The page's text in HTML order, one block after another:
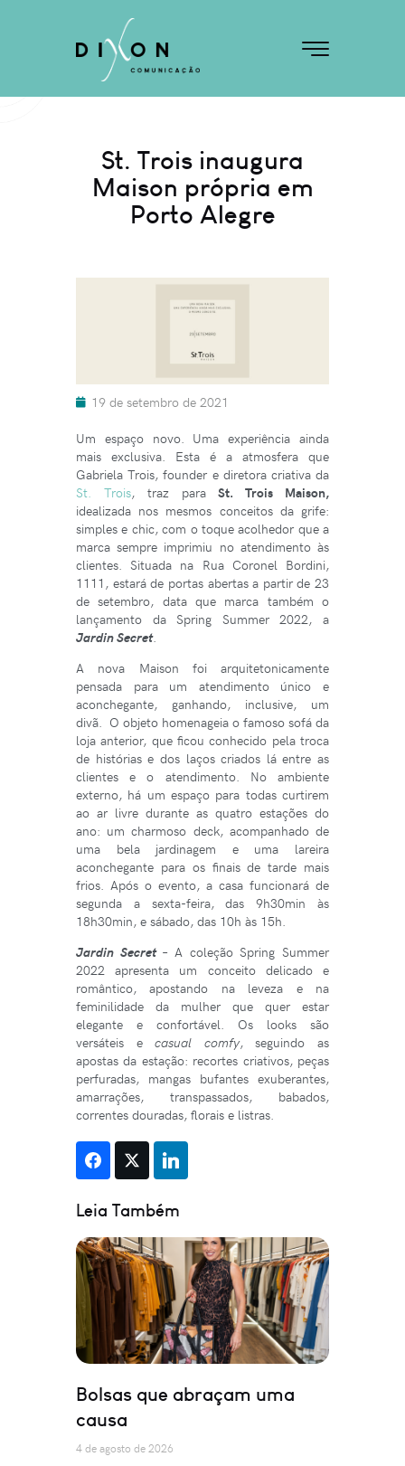
St. Trois inaugura
Maison própria em
Porto Alegre
19 de setembro de 2021
Um espaço novo. Uma experiência ainda
mais exclusiva. Esta é a atmosfera que
Gabriela Trois, founder e diretora criativa da
St. Trois, traz paraSt. Trois Maison,
idealizada nos mesmos conceitos da grife:
simples e chic, com o toque acolhedor que a
marca sempre imprimiu no atendimento às
clientes. Situada na Rua Coronel Bordini,
1111, estará de portas abertas a partir de 23
de setembro, data que marca também o
lançamento da Spring Summer 2022, a
Jardin Secret.
A nova Maison foi arquitetonicamente
pensada para um atendimento único e
aconchegante, ganhando, inclusive, um
divã. O objeto homenageia o famoso sofá da
loja anterior, que ficou conhecido pela troca
de histórias e dos laços criados lá entre as
clientes e o atendimento. No ambiente
externo, há um espaço para todas curtirem
ao ar livre durante as quatro estações do
ano: um charmoso deck, acompanhado de
uma bela jardinagem e uma lareira
aconchegante para os finais de tarde mais
frios. Após o evento, a casa funcionará de
segunda a sexta-feira, das 9h30min às
18h30min, e sábado, das 10h às 15h.
Jardin Secret– A coleção Spring Summer
2022 apresenta um conceito delicado e
romântico, apostando na leveza e na
feminilidade da mulher que quer estar
elegante e confortável. Os looks são
versáteis ecasual comfy, seguindo as
apostas da estação: recortes criativos, peças
perfuradas, mangas bufantes exuberantes,
amarrações, transpassados, babados,
correntes douradas, florais e listras.
Leia Também
Bolsas que abraçam uma
causa
4 de agosto de 2026